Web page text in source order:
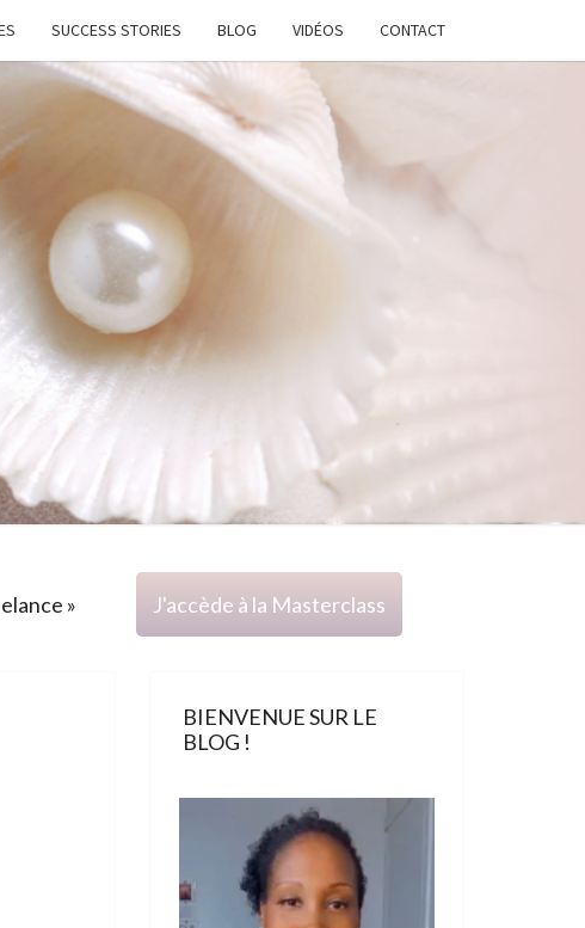
SUCCESS STORIES BLOG VIDÉOS CONTACT
» J'accède à la Masterclass
BIENVENUE SUR LE
BLOG !